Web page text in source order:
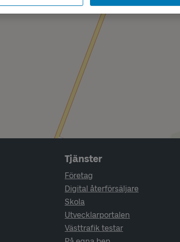
Tjänster
Företag
Digital återförsäljare
Skola
Utvecklarportalen
Västtrafik testar